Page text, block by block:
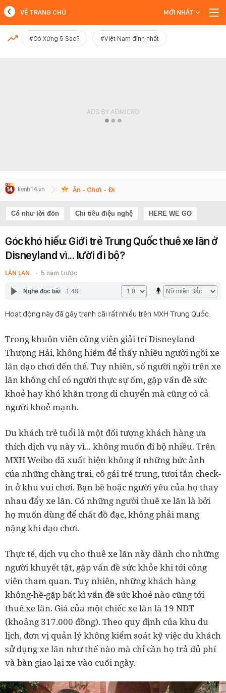
MỚI NHẤT
VỀ TRANG CHỦ MỚI NHẤT
#Có Xứng 5 Sao? #Việt Nam đỉnh nhất
Ăn - Chơi - Đi
Có như lời đồn Chi tiêu điệu nghệ HERE WE GO
Góc khó hiểu: Giới trẻ Trung Quốc thuê xe lăn ở
Disneyland vì... lười đi bộ?
LÂN LAN 5 năm trước
Nghe đọc bài 1:48
Hoạt động này đã gây tranh cãi rất nhiều trên MXH Trung Quốc.
Trong khuôn viên công viên giải trí Disneyland
Thượng Hải, không hiếm để thấy nhiều người ngồi xe
lăn dạo chơi đến thế. Tuy nhiên, số người ngồi trên xe
lăn không chỉ có người thực sự ốm, gặp vấn đề sức
khoẻ hay khó khăn trong di chuyển mà cũng có cả
người khoẻ mạnh.
Du khách trẻ tuổi là một đối tượng khách hàng ưa
thích dịch vụ này vì... không muốn đi bộ nhiều. Trên
MXH Weibo đã xuất hiện không ít những bức ảnh
của những chàng trai, cô gái trẻ trung, tươi tắn check-
in ở khu vui chơi. Bạn bè hoặc người yêu của họ thay
nhau đẩy xe lăn. Có những người thuê xe lăn là bởi
họ muốn dùng để chất đồ đạc, không phải mang
nặng khi dạo chơi.
Thực tế, dịch vụ cho thuê xe lăn này dành cho những
người khuyết tật, gặp vấn đề sức khỏe khi tới công
viên tham quan. Tuy nhiên, những khách hàng
không-hề-gặp bất kì vấn đề sức khoẻ nào cũng tới
thuê xe lăn. Giá của một chiếc xe lăn là 19 NDT
(khoảng 317.000 đồng). Theo quy định của khu du
lịch, đơn vị quản lý không kiểm soát kỹ việc du khách
sử dụng xe lăn như thế nào mà chỉ cần họ trả đủ phí
và bàn giao lại xe vào cuối ngày.